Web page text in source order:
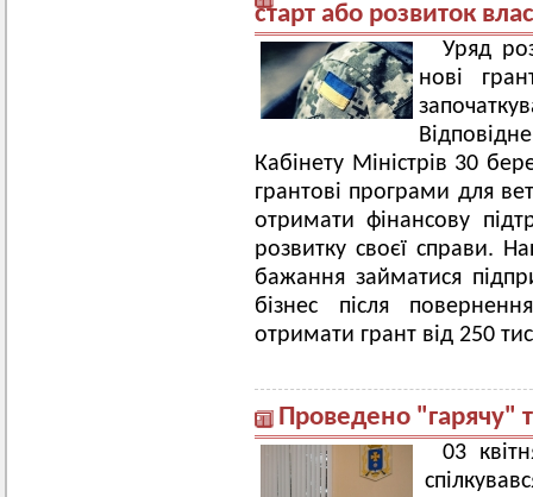
старт або розвиток
Уряд
нові
Кабінету Міністрів 30
грантові програми для
отримати фінансову
розвитку своєї справи.
бажання займатися
бізнес після
отримати грант від 250
Проведено "гарячу"
03